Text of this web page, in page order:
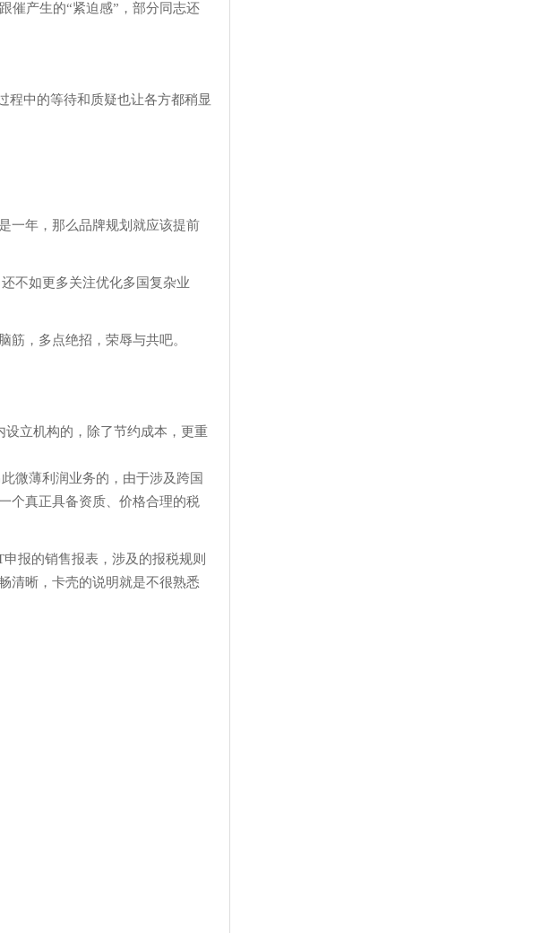
催产生的“紧迫感”，部分同志还
程中的等待和质疑也让各方都稍显
一年，那么品牌规划就应该提前
不如更多关注优化多国复杂业
筋，多点绝招，荣辱与共吧。
立机构的，除了节约成本，更重
微薄利润业务的，由于涉及跨国
个真正具备资质、价格合理的税
报的销售报表，涉及的报税规则
清晰，卡壳的说明就是不很熟悉